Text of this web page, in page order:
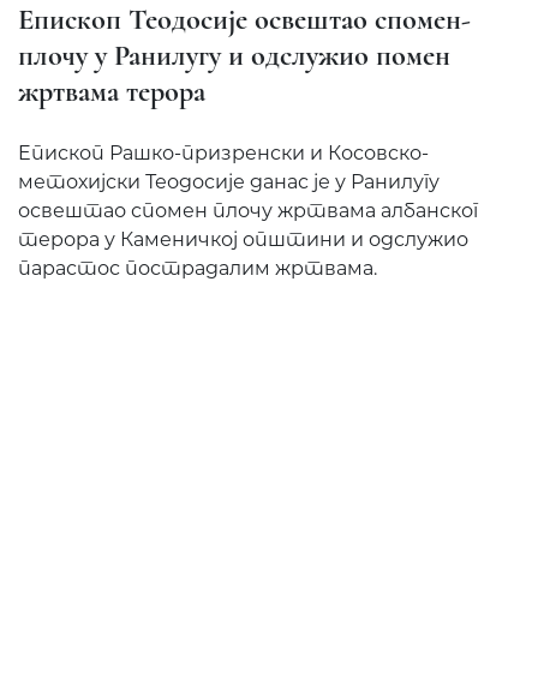
Епископ Теодосије освештао спомен-
плочу у Ранилугу и одслужио помен
жртвама терора
Eпископ Рашко-призренски и Косовско-
метохијски Теодосије данас је у Ранилугу
освештао спомен плочу жртвама албанског
терора у Каменичкој општини и одслужио
парастос пострадалим жртвама.